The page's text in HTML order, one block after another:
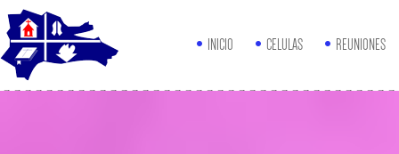
INICIO CELULAS REUNIONES